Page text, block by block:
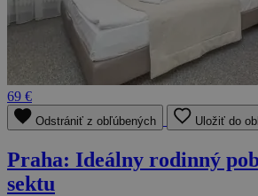
69 €
Odstrániť z obľúbených Uložiť do
Praha: Ideálny rodinný
sektu